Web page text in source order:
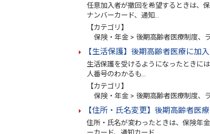
任意加入者が撤回を希望するときは、
ナンバーカード、通知…
【カテゴリ】
保険・年金 > 後期高齢者医療制度、
【生活保護】後期高齢者医療に加
生活保護を受けるようになったときに
人番号のわかるも…
【カテゴリ】
保険・年金 > 後期高齢者医療制度、
【住所・氏名変更】後期高齢者医
住所・氏名が変わったときは、保険年